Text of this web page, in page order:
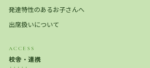
発達特性のあるお子さんへ
出席扱いについて
ACCESS
校舎・連携